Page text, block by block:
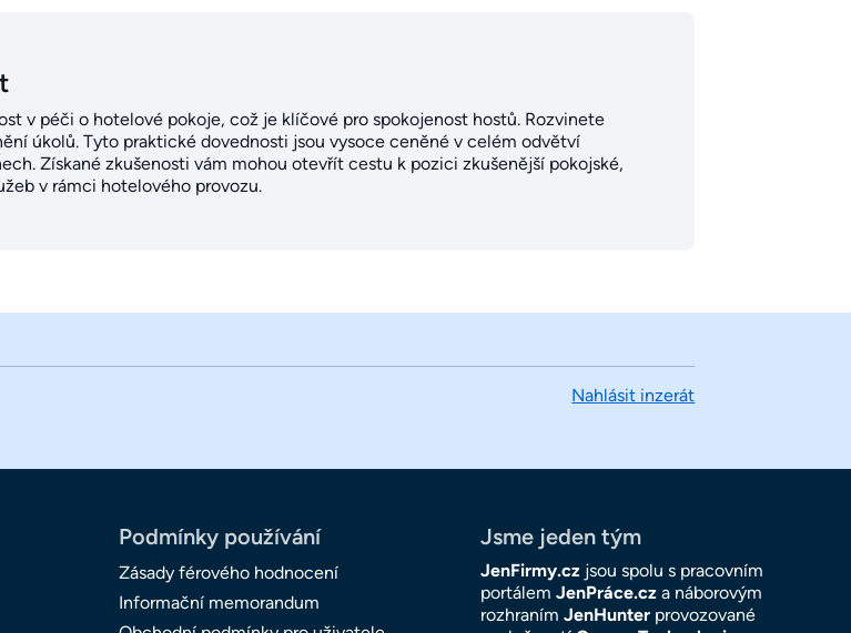
v péči o hotelové pokoje, což je klíčové pro spokojenost hostů. Rozvinete
úkolů. Tyto praktické dovednosti jsou vysoce ceněné v celém odvětví
Získané zkušenosti vám mohou otevřít cestu k pozici zkušenější pokojské,
v rámci hotelového provozu.
Nahlásit inzerát
Podmínky používání
Zásady férového hodnocení
Informační memorandum
Jsme jeden tým
JenFirmy.cz jsou spolu s pracovním
portálem JenPráce.cz a náborovým
rozhraním JenHunter provozované